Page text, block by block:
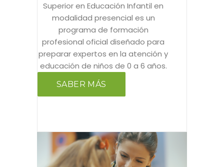
Superior en Educación Infantil en
modalidad presencial es un
programa de formación
profesional oficial diseñado para
preparar expertos en la atención y
educación de niños de 0 a 6 años.
SABER MÁS